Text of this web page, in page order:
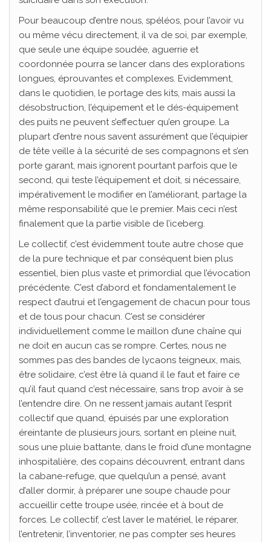
Pour beaucoup d’entre nous, spéléos, pour l’avoir vu
ou même vécu directement, il va de soi, par exemple,
que seule une équipe soudée, aguerrie et
coordonnée pourra se lancer dans des explorations
longues, éprouvantes et complexes. Evidemment,
dans le quotidien, le portage des kits, mais aussi la
désobstruction, l’équipement et le dés-équipement
des puits ne peuvent s’effectuer qu’en groupe. La
plupart d’entre nous savent assurément que l’équipier
de tête veille à la sécurité de ses compagnons et s’en
porte garant, mais ignorent pourtant parfois que le
second, qui teste l’équipement et doit, si nécessaire,
impérativement le modifier en l’améliorant, partage la
même responsabilité que le premier. Mais ceci n’est
finalement que la partie visible de l’iceberg.
Le collectif, c’est évidemment toute autre chose que
de la pure technique et par conséquent bien plus
essentiel, bien plus vaste et primordial que l’évocation
précédente. C’est d’abord et fondamentalement le
respect d’autrui et l’engagement de chacun pour tous
et de tous pour chacun. C’est se considérer
individuellement comme le maillon d’une chaîne qui
ne doit en aucun cas se rompre. Certes, nous ne
sommes pas des bandes de lycaons teigneux, mais,
être solidaire, c’est être là quand il le faut et faire ce
qu’il faut quand c’est nécessaire, sans trop avoir à se
l’entendre dire. On ne ressent jamais autant l’esprit
collectif que quand, épuisés par une exploration
éreintante de plusieurs jours, sortant en pleine nuit,
sous une pluie battante, dans le froid d’une montagne
inhospitalière, des copains découvrent, entrant dans
la cabane-refuge, que quelqu’un a pensé, avant
d’aller dormir, à préparer une soupe chaude pour
accueillir cette troupe usée, rincée et à bout de
forces. Le collectif, c’est laver le matériel, le réparer,
l’entretenir, l’inventorier, ne pas compter ses heures